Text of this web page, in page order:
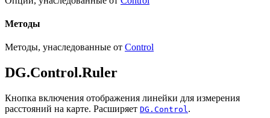
Методы
Методы, унаследованные от Control
DG.Control.Ruler
Кнопка включения отображения линейки для измерения
расстояний на карте. Расширяет DG.Control .